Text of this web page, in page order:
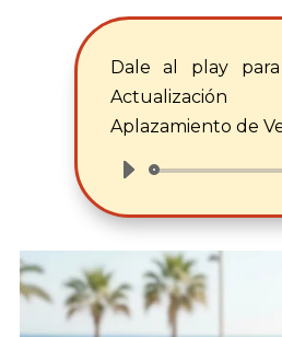
Dale al play
Aplazamiento de
Reproductor
audio